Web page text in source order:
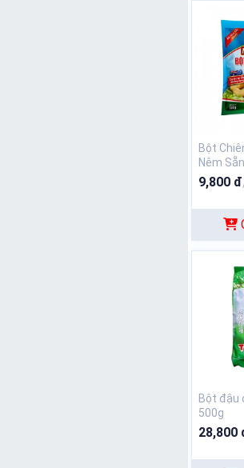
Bột
Nêm
9,800 đ
Bột đậu
500g
28,800